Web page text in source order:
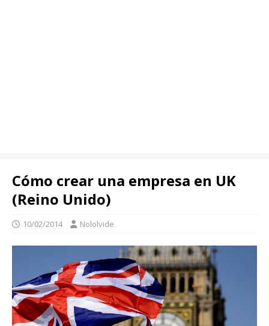
Cómo crear una empresa en UK
(Reino Unido)
10/02/2014 Nololvide